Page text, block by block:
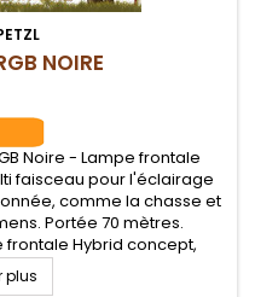
NOIRE
Noire - Lampe frontale
faisceau pour l'éclairage
comme la chasse et
Portée 70 mètres.
frontale Hybrid concept,
fournie). Trois niveaux
plus